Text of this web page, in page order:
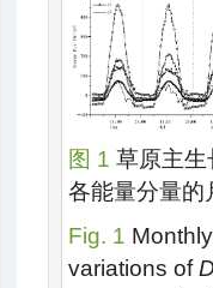
图 1 草原主
各能量分量的
Fig. 1
variations of